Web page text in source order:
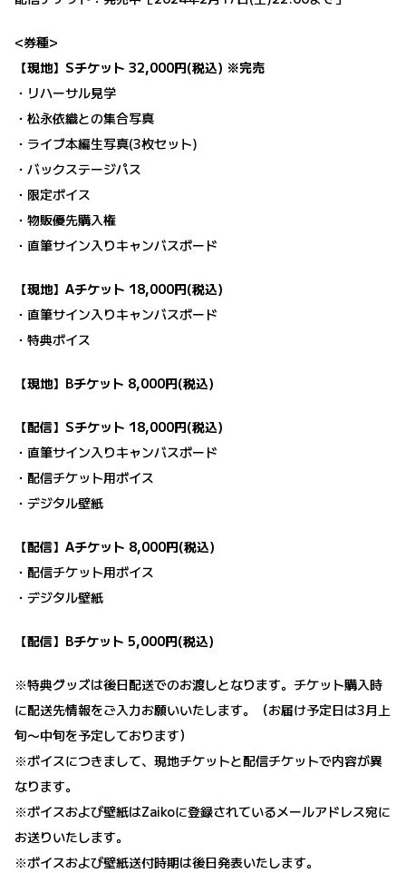
<券種>
【現地】Sチケット 32,000円(税込) ※完売
・リハーサル見学
・松永依織との集合写真
・ライブ本編生写真(3枚セット)
・バックステージパス
・限定ボイス
・物販優先購入権
・直筆サイン入りキャンバスボード
【現地】Aチケット 18,000円(税込)
・直筆サイン入りキャンバスボード
・特典ボイス
【現地】Bチケット 8,000円(税込)
【配信】Sチケット 18,000円(税込)
・直筆サイン入りキャンバスボード
・配信チケット用ボイス
・デジタル壁紙
【配信】Aチケット 8,000円(税込)
・配信チケット用ボイス
・デジタル壁紙
【配信】Bチケット 5,000円(税込)
※特典グッズは後日配送でのお渡しとなります。チケット購入時
に配送先情報をご入力お願いいたします。（お届け予定日は3月上
旬〜中旬を予定しております）
※ボイスにつきまして、現地チケットと配信チケットで内容が異
なります。
※ボイスおよび壁紙はZaikoに登録されているメールアドレス宛に
お送りいたします。
※ボイスおよび壁紙送付時期は後日発表いたします。